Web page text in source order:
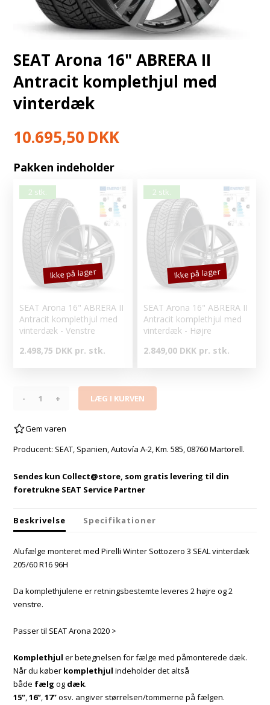
SEAT Arona 16" ABRERA II
Antracit komplethjul med
vinterdæk
10.695,50 DKK
Pakken indeholder
2 stk.
SEAT Arona 16" ABRERA II
Antracit komplethjul med
vinterdæk - Venstre
2.498,75 DKK pr. stk.
Ikke på lager
2 stk.
SEAT Arona 16" ABRERA II
Antracit komplethjul med
vinterdæk - Højre
2.849,00 DKK pr. stk.
Ikke på lager
- +
Gem varen
Producent: SEAT, Spanien, Autovía A-2, Km. 585, 08760 Martorell.
Sendes kun Collect@store, som gratis levering til din
foretrukne SEAT Service Partner
Beskrivelse Specifikationer
Alufælge monteret med Pirelli Winter Sottozero 3 SEAL vinterdæk
205/60 R16 96H
Da komplethjulene er retningsbestemte leveres 2 højre og 2
venstre.
Passer til SEAT Arona 2020 >
Komplethjul er betegnelsen for fælge med påmonterede dæk.
Når du køber komplethjulindeholder det altså
både fælg og dæk.
15”,16”,17”osv. angiver størrelsen/tommerne på fælgen.